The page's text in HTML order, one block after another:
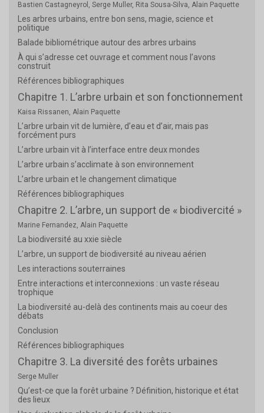
Bastien Castagneyrol, Serge Muller, Rita Sousa-Silva, Alain Paquette
Les arbres urbains, entre bon sens, magie, science et
politique
Balade bibliométrique autour des arbres urbains
À qui s’adresse cet ouvrage et comment nous l’avons
construit
Références bibliographiques
Chapitre 1. L’arbre urbain et son fonctionnement
Kaisa Rissanen, Alain Paquette
L’arbre urbain vit de lumière, d’eau et d’air, mais pas
forcément purs
L’arbre urbain vit à l’interface entre deux mondes
L’arbre urbain s’acclimate à son environnement
L’arbre urbain et le changement climatique
Références bibliographiques
Chapitre 2. L’arbre, un support de « biodivercité »
Marine Fernandez, Alain Paquette
La biodiversité au xxie siècle
L’arbre, un support de biodiversité au niveau aérien
Les interactions souterraines
Entre interactions et interconnexions : un vaste réseau
trophique
La biodiversité au-delà des continents mais au coeur des
débats
Conclusion
Références bibliographiques
Chapitre 3. La diversité des forêts urbaines
Serge Muller
Qu’est-ce que la forêt urbaine ? Définition, historique et état
des lieux